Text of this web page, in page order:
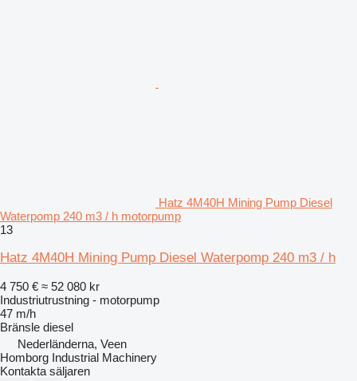
Hatz 4M40H Mining Pump Diesel
Waterpomp 240 m3 / h motorpump
13
Hatz 4M40H Mining Pump Diesel Waterpomp 240 m3 / h
4 750 € ≈ 52 080 kr
Industriutrustning - motorpump
47 m/h
Bränsle diesel
Nederländerna, Veen
Homborg Industrial Machinery
Kontakta säljaren